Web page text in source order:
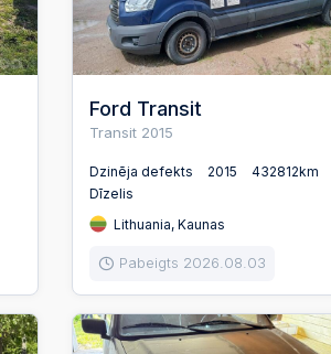
Ford Transit
Transit 2015
Dzinēja defekts 2015
432812km
Dīzelis
Lithuania, Kaunas
Pabeigts 2026.08.03